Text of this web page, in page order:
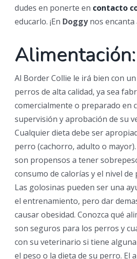
dudes en ponerte en contacto
educarlo. ¡En Doggynos encanta
Alimentación:
Al Border Collie le irá bien con
perros de alta calidad, ya sea
comercialmente o preparado en
supervisión y aprobación de su
Cualquier dieta debe ser
perro (cachorro, adulto o
son propensos a tener
consumo de calorías y el nivel de
Las golosinas pueden ser una
el entrenamiento, pero dar
causar obesidad. Conozca qué
son seguros para los perros y
con su veterinario si tiene
el peso o la dieta de su perro. El